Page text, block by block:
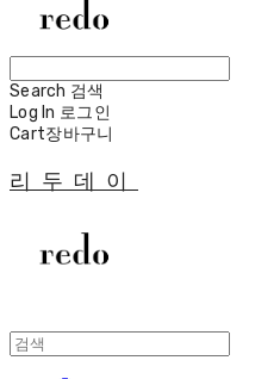
Search 검색
Log In 로그인
Cart장바구니
리두데이